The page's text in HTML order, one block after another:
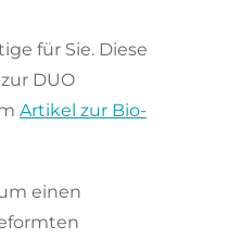
für Sie. Diese
DUO
Artikel zur Bio-
einen